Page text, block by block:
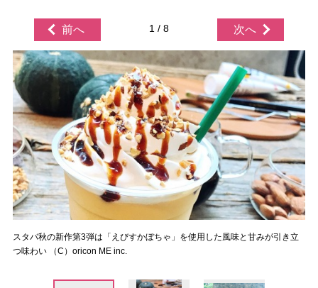
前へ 1 / 8 次へ
スタバ秋の新作第3弾は「えびすかぼちゃ」を使用した風味と甘みが引き立
つ味わい （C）oricon ME inc.